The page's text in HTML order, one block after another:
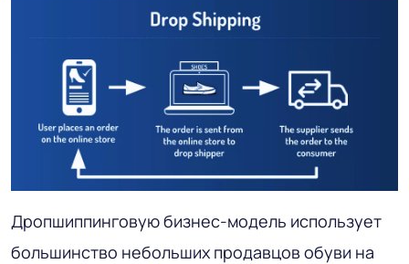
Дропшиппинговую бизнес-модель использует
большинство небольших продавцов обуви на